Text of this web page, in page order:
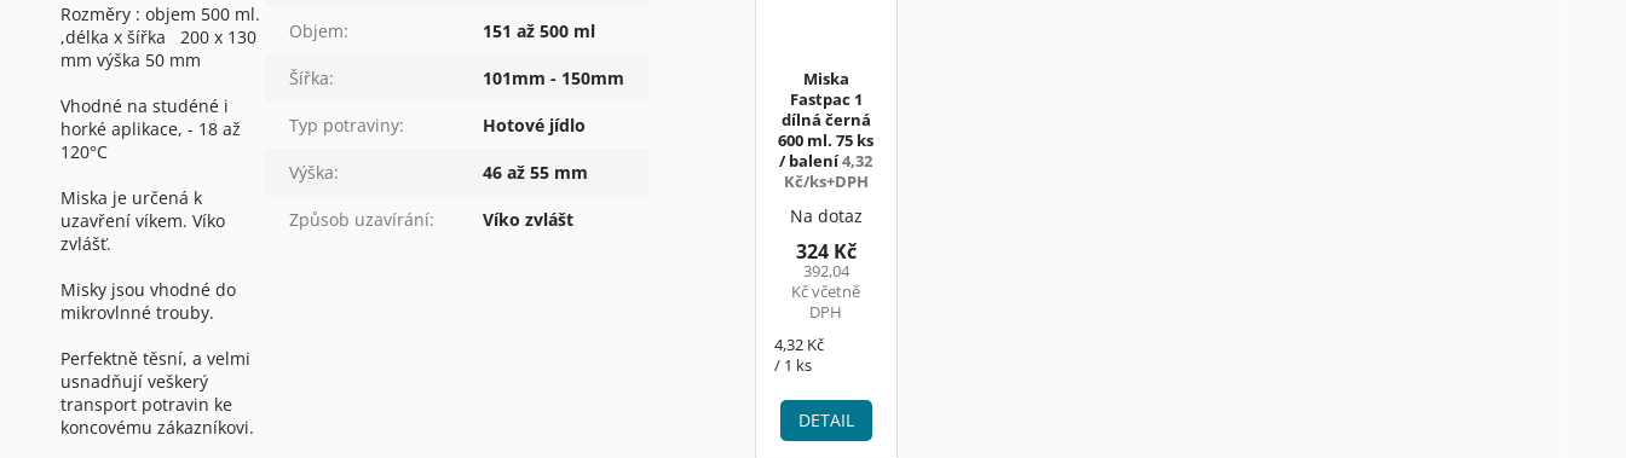
Rozměry : objem 500 ml.
,délka x šířka 200 x 130
mm výška 50 mm
Vhodné na studéné i
horké aplikace, - 18 až
120°C
Miska je určená k
uzavření víkem. Víko
zvlášť.
Misky jsou vhodné do
mikrovlnné trouby.
Perfektně těsní, a velmi
usnadňují veškerý
transport potravin ke
koncovému zákazníkovi.
Objem: 151 až 500 ml
Šířka: 101mm - 150mm
Typ potraviny: Hotové jídlo
Výška: 46 až 55 mm
Způsob uzavírání: Víko zvlášt
Miska
Fastpac 1
dílná černá
600 ml. 75 ks
/ balení4,32
Kč/ks+DPH
Na dotaz
392,04
Kč včetně
DPH
324 Kč
Měrná
cena:
4,32 Kč
/ 1 ks
DETAIL